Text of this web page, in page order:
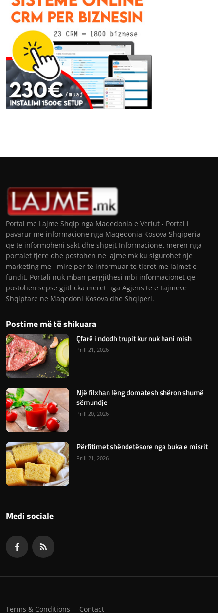
Portal me Lajme Shqip nga Maqedonia e Veriut - Portal i
pavarur me informacione nga Maqedonia Kosova Shqiperia
qe te informoheni sakt dhe shpejt Informacionet meren nga
portalet tjere dhe postohen ne lajme.mk ku sigurohet nje
marketing me i mire per te informuar te tjeret me lajmet e
fundit. Portali nuk mban pergjithesi mbi informacionet qe
postohen sepse gjithcka meret nga Agjensite e Lajmeve
Shqiptare ne Maqedoni Kosova dhe Shqiperi.
Postime më të shikuara
Çfarë i ndodh trupit kur nuk hani mish
Prill 21, 2026
Një filxhan lëng domatesh shëron shumë
sëmundje
Prill 20, 2026
Përfitimet shëndetësore nga buka e misrit
Prill 21, 2026
Medi sociale
Terms & Conditions Contact